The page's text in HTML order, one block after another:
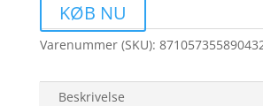
KØB NU
Varenummer (SKU):
Beskrivelse